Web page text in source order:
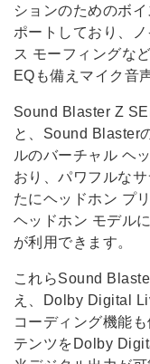
ションのためのボ
ポートしており、
ス モーフィングな
EQも備えマイク音
Sound Blaster Z
と、Sound Blaster
ルのバーチャル ヘ
おり、パワフルな
たにヘッドホン プ
ヘッドホン モデル
が利用できます。
これらSound
え、Dolby Digital
コーディング機能
テンツをDolby